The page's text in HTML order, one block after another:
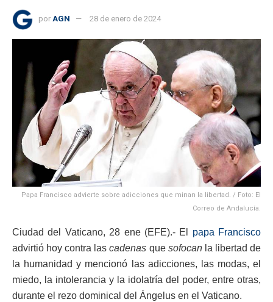
por AGN 28 de enero de 2024
Papa Francisco advierte sobre adicciones que minan la libertad. / Foto: El
Correo de Andalucía.
Ciudad del Vaticano, 28 ene (EFE).- El papa Francisco
advirtió hoy contra lascadenas que sofocanla libertad de
la humanidad y mencionó las adicciones, las modas, el
miedo, la intolerancia y la idolatría del poder, entre otras,
durante el rezo dominical del Ángelus en el Vaticano.